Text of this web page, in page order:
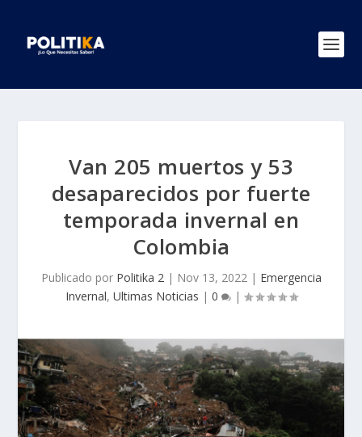
Van 205 muertos y 53
desaparecidos por fuerte
temporada invernal en
Colombia
Publicado por Politika 2| Nov 13, 2022| Emergencia
Invernal, Ultimas Noticias | 0 |